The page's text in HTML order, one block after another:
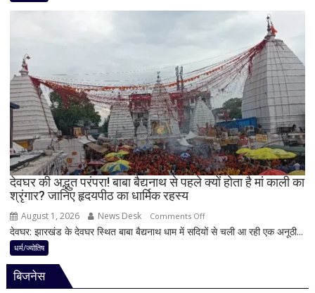
के
बन
रहे
योग
से
पहले
जान
लें
ये
4
अहम
नियम,
मानी
शिव
देवघर की अद्भुत परंपरा! बाबा बैद्यनाथ से पहले क्यों होता है मां काली का
श्रृंगार? जानिए हृदयपीठ का धार्मिक रहस्य
August 1, 2026 News Desk Comments Offon
देवघर
देवघर: झारखंड के देवघर स्थित बाबा बैद्यनाथ धाम में सदियों से चली आ रही एक अनूठी...
धर्म/ज्योतिष
बिजनेस